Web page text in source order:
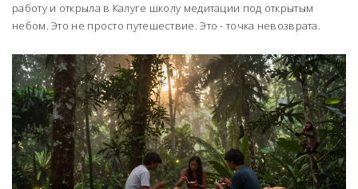
работу и открыла в Калуге школу медитации под открытым
небом. Это не просто путешествие. Это - точка невозврата.